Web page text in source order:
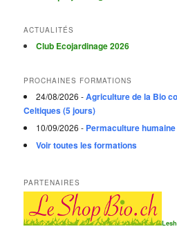
ACTUALITÉS
Club Ecojardinage 2026
PROCHAINES FORMATIONS
24/08/2026 -Agriculture de la Bio
Celtiques (5 jours)
10/09/2026 - Permaculture
Voir toutes les formations
PARTENAIRES